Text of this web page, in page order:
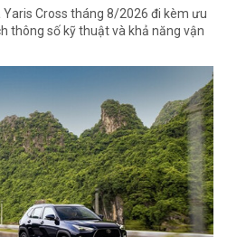
Cross tháng 8/2026 đi kèm ưu
thông số kỹ thuật và khả năng vận